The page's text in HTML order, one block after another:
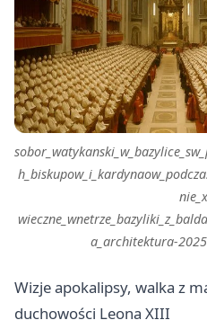
a_architektura-
Wizje apokalipsy, walka z
duchowości Leona XIII